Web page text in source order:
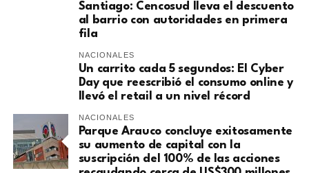
Santiago: Cencosud lleva el descuento
al barrio con autoridades en primera
fila
NACIONALES
Un carrito cada 5 segundos: El Cyber
Day que reescribió el consumo online y
llevó el retail a un nivel récord
NACIONALES
Parque Arauco concluye exitosamente
su aumento de capital con la
suscripción del 100% de las acciones